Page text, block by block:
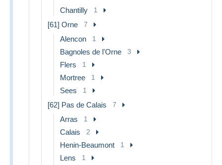
Chantilly 1
[61] Orne 7
Alencon 1
Bagnoles de l'Orne 3
Flers 1
Mortree 1
Sees 1
[62] Pas de Calais 7
Arras 1
Calais 2
Henin-Beaumont 1
Lens 1